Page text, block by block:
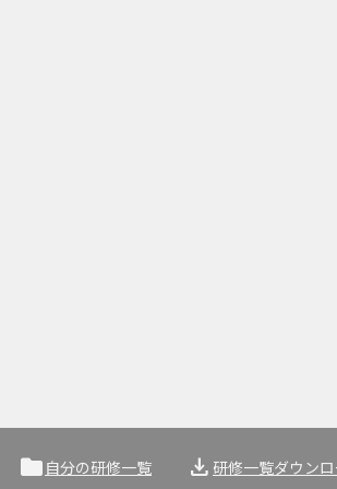
folder 自分の研修一覧 download 研修一覧ダウン